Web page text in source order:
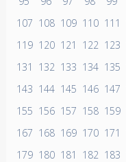
107 108 109 110 111
119 120 121 122 123
131
132 133 134 135
143 144 145 146 147
155 156 157 158 159
167 168 169 170 171
179 180 181 182 183